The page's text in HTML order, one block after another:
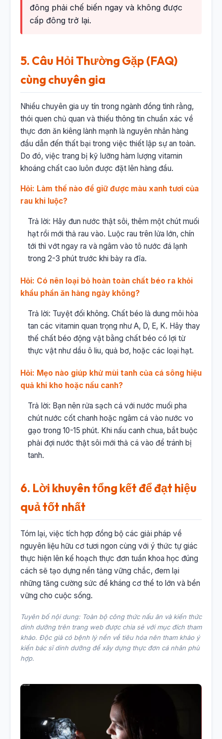
đông phải chế biến ngay và không được
cấp đông trở lại.
5. Câu Hỏi Thường Gặp (FAQ)
cùng chuyên gia
Nhiều chuyên gia uy tín trong ngành đồng tình rằng,
thói quen chủ quan và thiếu thông tin chuẩn xác về
thực đơn ăn kiêng lành mạnh là nguyên nhân hàng
đầu dẫn đến thất bại trong việc thiết lập sự an toàn.
Do đó, việc trang bị kỹ lưỡng hàm lượng vitamin
khoáng chất cao luôn được đặt lên hàng đầu.
Hỏi: Làm thế nào để giữ được màu xanh tươi của
rau khi luộc?
Trả lời: Hãy đun nước thật sôi, thêm một chút muối
hạt rồi mới thả rau vào. Luộc rau trên lửa lớn, chín
tới thì vớt ngay ra và ngâm vào tô nước đá lạnh
trong 2-3 phút trước khi bày ra đĩa.
Hỏi: Có nên loại bỏ hoàn toàn chất béo ra khỏi
khẩu phần ăn hàng ngày không?
Trả lời: Tuyệt đối không. Chất béo là dung môi hòa
tan các vitamin quan trọng như A, D, E, K. Hãy thay
thế chất béo động vật bằng chất béo có lợi từ
thực vật như dầu ô liu, quả bơ, hoặc các loại hạt.
Hỏi: Mẹo nào giúp khử mùi tanh của cá sông hiệu
quả khi kho hoặc nấu canh?
Trả lời: Bạn nên rửa sạch cá với nước muối pha
chút nước cốt chanh hoặc ngâm cá vào nước vo
gạo trong 10-15 phút. Khi nấu canh chua, bắt buộc
phải đợi nước thật sôi mới thả cá vào để tránh bị
tanh.
6. Lời khuyên tổng kết để đạt hiệu
quả tốt nhất
Tóm lại, việc tích hợp đồng bộ các giải pháp về
nguyên liệu hữu cơ tươi ngon cùng với ý thức tự giác
thực hiện lên kế hoạch thực đơn tuần khoa học đúng
cách sẽ tạo dựng nền tảng vững chắc, đem lại
những tăng cường sức đề kháng cơ thể to lớn và bền
vững cho cuộc sống.
Tuyên bố nội dung: Toàn bộ công thức nấu ăn và kiến thức
dinh dưỡng trên trang web được chia sẻ với mục đích tham
khảo. Độc giả có bệnh lý nền về tiêu hóa nên tham khảo ý
kiến bác sĩ dinh dưỡng để xây dựng thực đơn cá nhân phù
hợp.